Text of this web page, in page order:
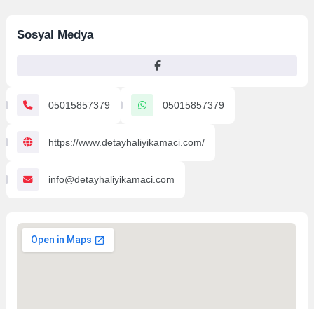
Sosyal Medya
05015857379 05015857379
https://www.detayhaliyikamaci.com/
info@detayhaliyikamaci.com